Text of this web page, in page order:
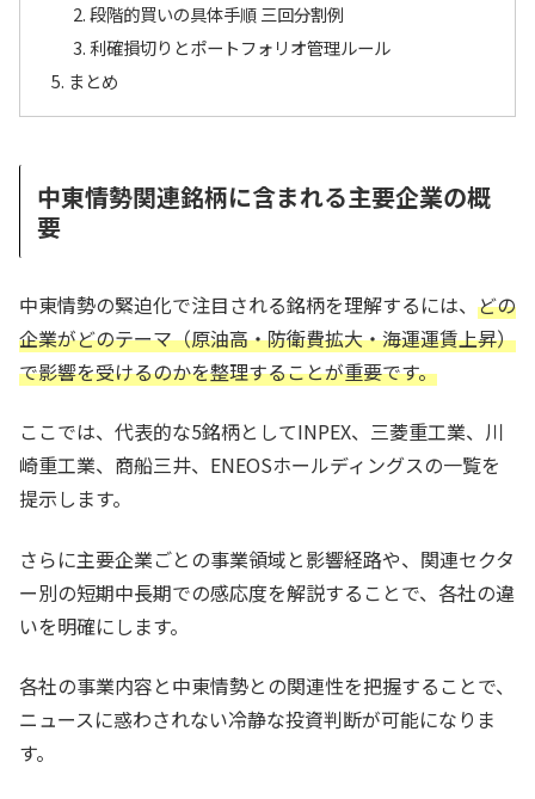
段階的買いの具体手順 三回分割例
利確損切りとポートフォリオ管理ルール
まとめ
中東情勢関連銘柄に含まれる主要企業の概
要
中東情勢の緊迫化で注目される銘柄を理解するには、 どの
企業がどのテーマ（原油高・防衛費拡大・海運運賃上昇）
で影響を受けるのかを整理することが重要です。
ここでは、代表的な5銘柄としてINPEX、三菱重工業、川
崎重工業、商船三井、ENEOSホールディングスの一覧を
提示します。
さらに主要企業ごとの事業領域と影響経路や、関連セクタ
ー別の短期中長期での感応度を解説することで、各社の違
いを明確にします。
各社の事業内容と中東情勢との関連性を把握することで、
ニュースに惑わされない冷静な投資判断が可能になりま
す。